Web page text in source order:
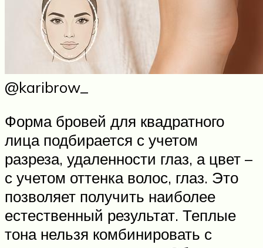
@karibrow_
Форма бровей для квадратного
лица подбирается с учетом
разреза, удаленности глаз, а цвет –
с учетом оттенка волос, глаз. Это
позволяет получить наиболее
естественный результат. Теплые
тона нельзя комбинировать с